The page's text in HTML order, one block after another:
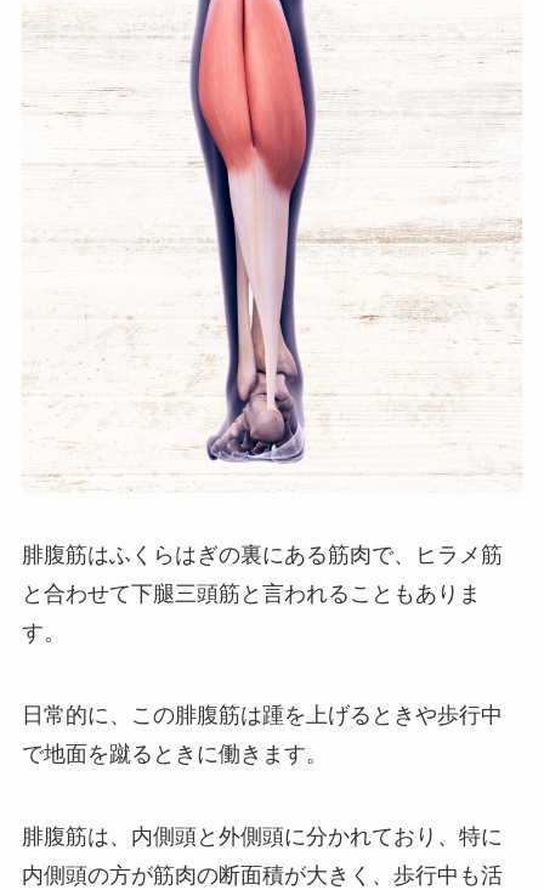
腓腹筋はふくらはぎの裏にある筋肉で、ヒラメ筋
と合わせて下腿三頭筋と言われることもありま
す。
日常的に、この腓腹筋は踵を上げるときや歩行中
で地面を蹴るときに働きます。
腓腹筋は、内側頭と外側頭に分かれており、特に
内側頭の方が筋肉の断面積が大きく、歩行中も活